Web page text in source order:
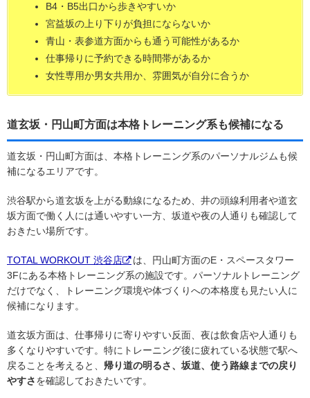
B4・B5出口から歩きやすいか
宮益坂の上り下りが負担にならないか
青山・表参道方面からも通う可能性があるか
仕事帰りに予約できる時間帯があるか
女性専用か男女共用か、雰囲気が自分に合うか
道玄坂・円山町方面は本格トレーニング系も候補になる
道玄坂・円山町方面は、本格トレーニング系のパーソナルジムも候
補になるエリアです。
渋谷駅から道玄坂を上がる動線になるため、井の頭線利用者や道玄
坂方面で働く人には通いやすい一方、坂道や夜の人通りも確認して
おきたい場所です。
TOTAL WORKOUT 渋谷店
は、円山町方面のE・スペースタワー
3Fにある本格トレーニング系の施設です。パーソナルトレーニング
だけでなく、トレーニング環境や体づくりへの本格度も見たい人に
候補になります。
道玄坂方面は、仕事帰りに寄りやすい反面、夜は飲食店や人通りも
多くなりやすいです。特にトレーニング後に疲れている状態で駅へ
戻ることを考えると、 帰り道の明るさ、坂道、使う路線までの戻り
やすさを確認しておきたいです。